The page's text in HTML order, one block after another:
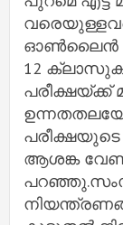
ഓൺലൈൻ
12
പരീക്ഷയ്ക്ക്
പരീക്ഷയുടെ
ആശങ്ക